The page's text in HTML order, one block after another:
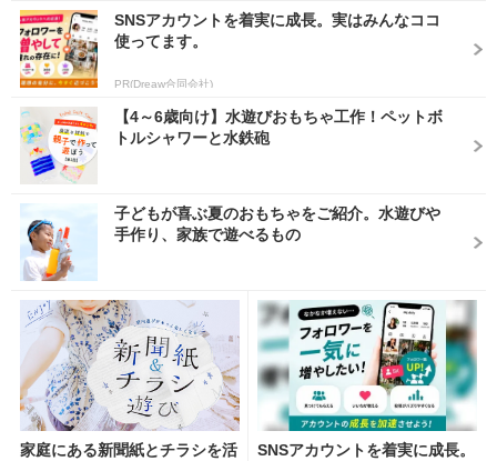
SNSアカウントを着実に成長。実はみんなココ
使ってます。
PR(Dreaw合同会社)
【4～6歳向け】水遊びおもちゃ工作！ペットボ
トルシャワーと水鉄砲
子どもが喜ぶ夏のおもちゃをご紹介。水遊びや
手作り、家族で遊べるもの
家庭にある新聞紙とチラシを活
SNSアカウントを着実に成長。